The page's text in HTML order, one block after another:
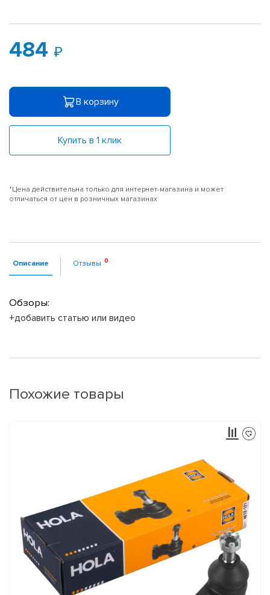
484
В корзину
Купить в 1 клик
*Цена действительна только для интернет-магазина и может
отличаться от цен в розничных магазинах
Описание Отзывы
Обзоры:
+добавить статью или видео
Похожие товары